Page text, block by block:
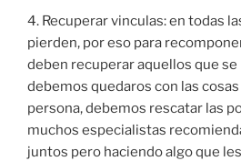
4. Recuperar vinculas: en todas
pierden, por eso para
deben recuperar aquellos que
debemos quedaros con las
persona, debemos rescatar las
muchos especialistas
juntos pero haciendo algo que